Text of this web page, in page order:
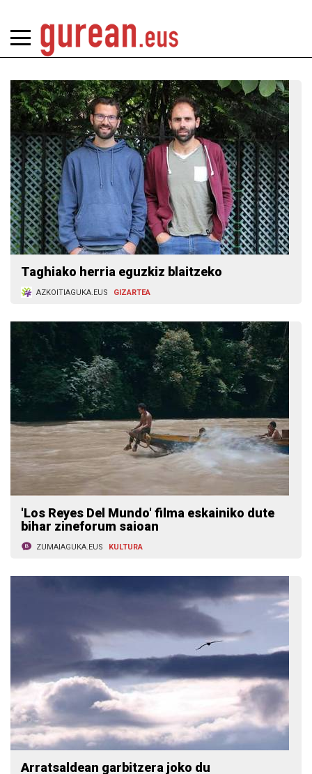
Taghiako herria eguzkiz blaitzeko
AZKOITIAGUKA.EUS GIZARTEA
'Los Reyes Del Mundo' filma eskainiko dute
bihar zineforum saioan
ZUMAIAGUKA.EUS KULTURA
Arratsaldean garbitzera joko du